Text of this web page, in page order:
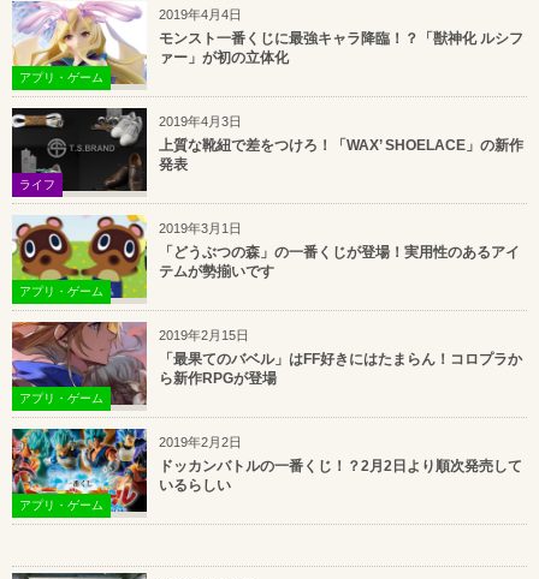
2019年4月4日
アプリ・ゲーム
モンスト一番くじに最強キャラ降臨！？「獣神化 ルシフ
ァー」が初の立体化
2019年4月3日
ライフ
上質な靴紐で差をつけろ！「WAX’ SHOELACE」の新作
発表
2019年3月1日
アプリ・ゲーム
「どうぶつの森」の一番くじが登場！実用性のあるアイ
テムが勢揃いです
2019年2月15日
アプリ・ゲーム
「最果てのバベル」はFF好きにはたまらん！コロプラか
ら新作RPGが登場
2019年2月2日
アプリ・ゲーム
ドッカンバトルの一番くじ！？2月2日より順次発売して
いるらしい